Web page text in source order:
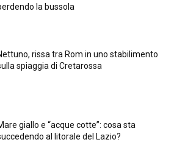
la bussola
rissa tra Rom in uno stabilimento
spiaggia di Cretarossa
giallo e “acque cotte”: cosa sta
al litorale del Lazio?